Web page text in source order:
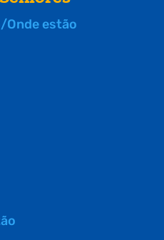
Onde estão